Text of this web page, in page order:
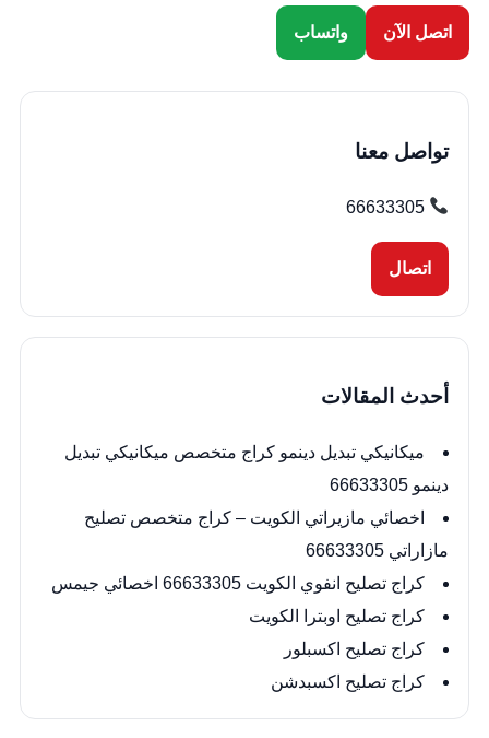
اتصل الآن واتساب
تواصل معنا
66633305
اتصال
أحدث المقالات
ميكانيكي تبديل دينمو كراج متخصص ميكانيكي تبديل
دينمو 66633305
اخصائي مازيراتي الكويت – كراج متخصص تصليح
مازاراتي 66633305
كراج تصليح انفوي الكويت 66633305 اخصائي جيمس
كراج تصليح اوبترا الكويت
كراج تصليح اكسبلور
كراج تصليح اكسبدشن